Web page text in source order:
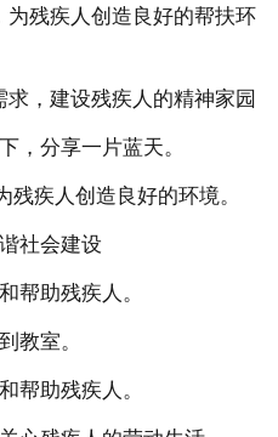
残疾人创造良好的帮扶环
，建设残疾人的精神家园
分享一片蓝天。
疾人创造良好的环境。
社会建设
助残疾人。
室。
助残疾人。